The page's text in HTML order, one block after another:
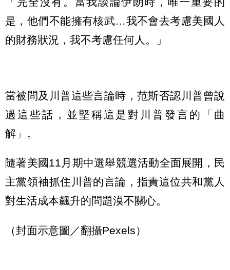
是，他們不能擁有核武…我不會去考慮美國人
的財務狀況，我不考慮任何人。」
當被問及川普這些言論時，范斯否認川普曾說
過這些話，並堅稱這是對川普發言的「曲
解」。
隨著美國11月期中選舉競選活動全面展開，民
主黨領袖抓住川普的言論，指責這位共和黨人
對生活成本飆升的問題漠不關心。
（封面示意圖／翻攝Pexels）